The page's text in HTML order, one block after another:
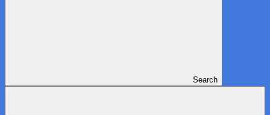
Search